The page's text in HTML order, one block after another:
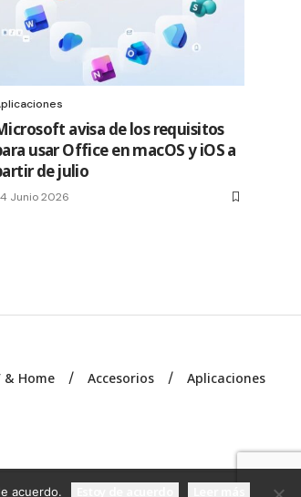
avisa de los requisitos
usar Office en macOS y iOS a
de julio
Junio 2026
& Home Accesorios
Aplicaciones
acuerdo.